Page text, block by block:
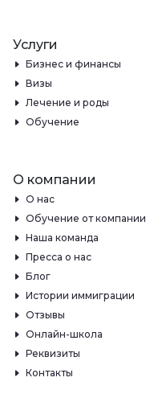
Услуги
Бизнес и финансы
Визы
Лечение и роды
Обучение
О компании
О нас
Обучение от компании
Наша команда
Пресса о нас
Блог
Истории иммиграции
Отзывы
Онлайн-школа
Реквизиты
Контакты